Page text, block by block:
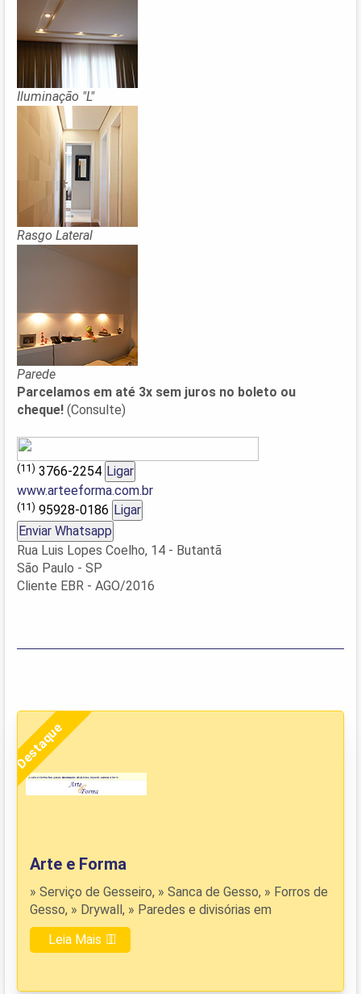
Iluminação "L"
Rasgo Lateral
Parede
Parcelamos em até 3x sem juros no boleto ou
cheque! (Consulte)
(11) 3766-2254 Ligar
www.arteeforma.com.br
(11) 95928-0186 Ligar
Enviar Whatsapp
Rua Luis Lopes Coelho, 14 - Butantã
São Paulo - SP
Cliente EBR - AGO/2016
Destaque
Arte e Forma
» Serviço de Gesseiro, » Sanca de Gesso, » Forros de
Gesso, » Drywall, » Paredes e divisórias em
Leia Mais